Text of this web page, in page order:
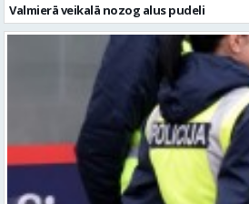
Valmierā veikalā nozog alus pudeli